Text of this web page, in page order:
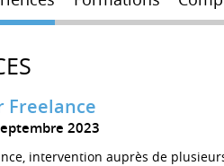
Freelance
2023
intervention auprès de